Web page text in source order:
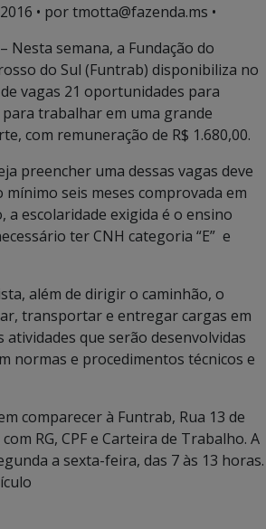
• por tmotta@fazenda.ms •
Nesta semana, a Fundação do
do Sul (Funtrab) disponibiliza no
vagas 21 oportunidades para
trabalhar em uma grande
com remuneração de R$ 1.680,00.
preencher uma dessas vagas deve
seis meses comprovada em
a escolaridade exigida é o ensino
ter CNH categoria “E” e
além de dirigir o caminhão, o
transportar e entregar cargas em
que serão desenvolvidas
normas e procedimentos técnicos e
comparecer à Funtrab, Rua 13 de
RG, CPF e Carteira de Trabalho. A
a sexta-feira, das 7 às 13 horas.